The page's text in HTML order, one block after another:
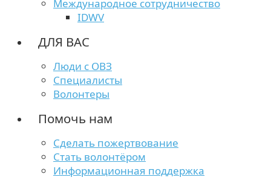
Международное сотрудничество
IDWV
ДЛЯ ВАС
Люди с ОВЗ
Специалисты
Волонтеры
Помочь нам
Сделать пожертвование
Стать волонтёром
Информационная поддержка